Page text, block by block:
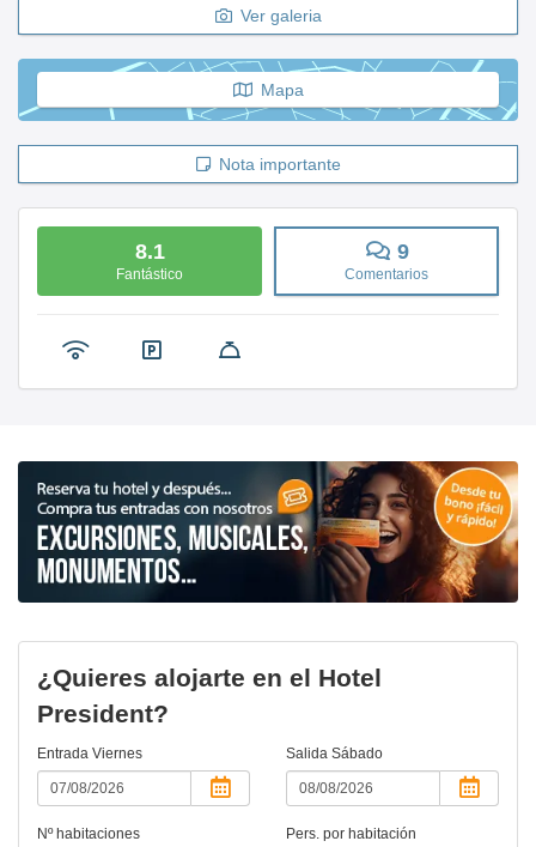
Ver galeria
Mapa
Nota importante
8.1
Fantástico
9
Comentarios
¿Quieres alojarte en el Hotel
President?
Entrada Viernes Salida Sábado
Nº habitaciones Pers. por habitación